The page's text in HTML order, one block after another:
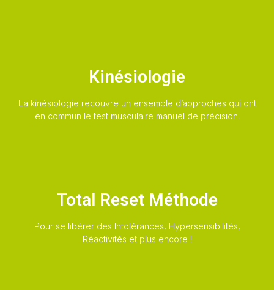
Kinésiologie
La kinésiologie recouvre un ensemble d’approches qui ont
en commun le test musculaire manuel de précision.
Total Reset Méthode
Pour se libérer des Intolérances, Hypersensibilités,
Réactivités et plus encore !